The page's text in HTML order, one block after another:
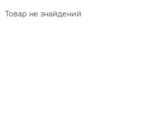
Товар не знайдений